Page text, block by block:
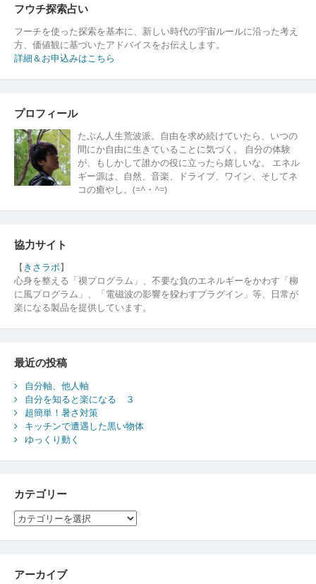
フウチ探索占い
フーチを使った探索を基本に、新しい時代の宇宙ルールに沿った考え
方、価値観に基づいたアドバイスをお伝えします。
詳細＆お申込みはこちら
プロフィール
たぶん人生荒波派。自由を求め続けていたら、いつの
間にか自由に生きていることに気づく。 自分の体験
が、もしかして誰かの役に立ったら嬉しいな。 エネル
ギー源は、自然、音楽、ドライブ、ワイン、そしてネ
コの癒やし。(=^・^=)
協力サイト
【 きさラボ】
心身を整える「禊プログラム」、不要な負のエネルギーをかわす「柳
に風プログラム」、「電磁波の影響を躱わすプラグイン」等、日常が
楽になる製品を提供しています。
最近の投稿
自分軸、他人軸
自分を知ると楽になる ３
超簡単！暑さ対策
キッチンで遭遇した黒い物体
ゆっくり動く
カテゴリー
カ
テ
ゴ
ー
アーカイブ